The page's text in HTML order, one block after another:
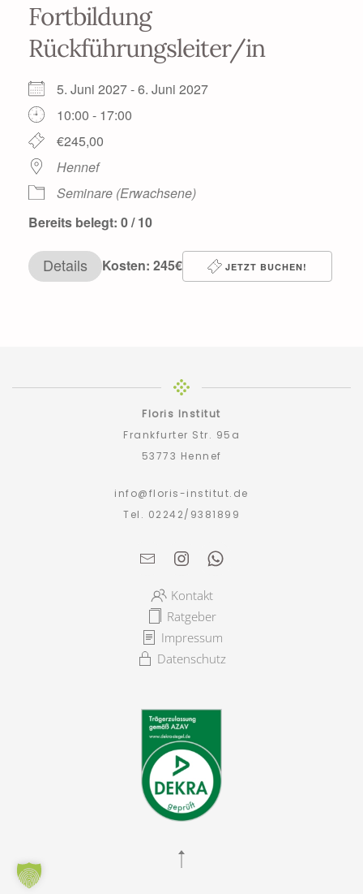
Fortbildung
Rückführungsleiter/in
5. Juni 2027 - 6. Juni 2027
10:00 - 17:00
€245,00
Hennef
Seminare (Erwachsene)
Bereits belegt: 0 / 10
Details Kosten: 245€ JETZT BUCHEN!
Floris Institut
Frankfurter Str. 95a
53773 Hennef
info@floris-institut.de
Tel. 02242/9381899
Kontakt
Ratgeber
Impressum
Datenschutz